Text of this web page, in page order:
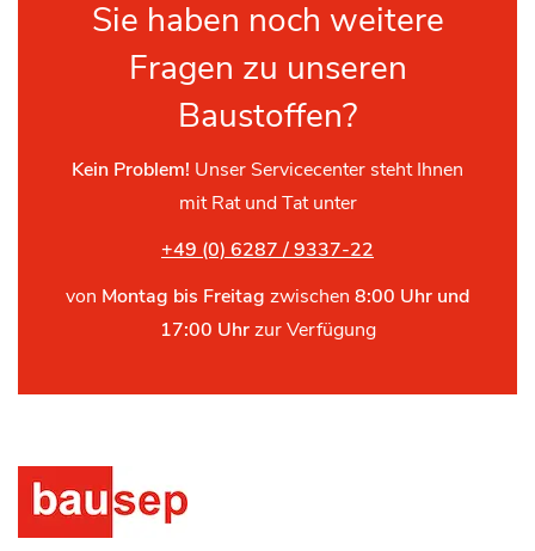
Sie haben noch weitere
Fragen zu unseren
Baustoffen?
Kein Problem! Unser Servicecenter steht Ihnen
mit Rat und Tat unter
+49 (0) 6287 / 9337-22
von Montag bis Freitag zwischen 8:00 Uhr und
17:00 Uhrzur Verfügung